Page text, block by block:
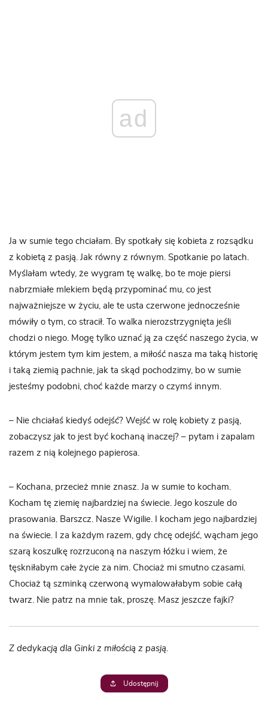
ad
Ja w sumie tego chciałam. By spotkały się kobieta z rozsądku
z kobietą z pasją. Jak równy z równym. Spotkanie po latach.
Myślałam wtedy, że wygram tę walkę, bo te moje piersi
nabrzmiałe mlekiem będą przypominać mu, co jest
najważniejsze w życiu, ale te usta czerwone jednocześnie
mówiły o tym, co stracił. To walka nierozstrzygnięta jeśli
chodzi o niego. Mogę tylko uznać ją za część naszego życia, w
którym jestem tym kim jestem, a miłość nasza ma taką historię
i taką ziemią pachnie, jak ta skąd pochodzimy, bo w sumie
jesteśmy podobni, choć każde marzy o czymś innym.
– Nie chciałaś kiedyś odejść? Wejść w rolę kobiety z pasją,
zobaczysz jak to jest być kochaną inaczej? – pytam i zapalam
razem z nią kolejnego papierosa.
– Kochana, przecież mnie znasz. Ja w sumie to kocham.
Kocham tę ziemię najbardziej na świecie. Jego koszule do
prasowania. Barszcz. Nasze Wigilie. I kocham jego najbardziej
na świecie. I za każdym razem, gdy chcę odejść, wącham jego
szarą koszulkę rozrzuconą na naszym łóżku i wiem, że
tęskniłabym całe życie za nim. Chociaż mi smutno czasami.
Chociaż tą szminką czerwoną wymalowałabym sobie całą
twarz. Nie patrz na mnie tak, proszę. Masz jeszcze fajki?
Z dedykacją dla Ginki z miłością z pasją.
Udostępnij